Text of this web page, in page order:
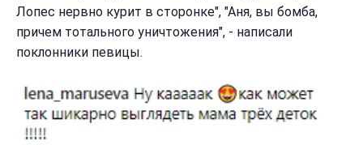
Лопес нервно курит в сторонке", "Аня, вы бомба,
причем тотального уничтожения", - написали
поклонники певицы.